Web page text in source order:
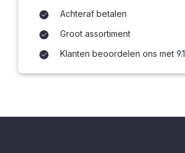
Achteraf betalen
Groot assortiment
Klanten beoordelen ons met 9.1